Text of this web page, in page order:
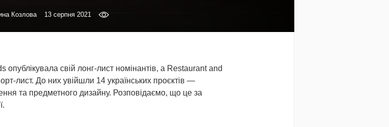
Козлова 13 серпня 2021
свій лонг-лист номінантів, а Restaurant and
лист. До них увійшли 14 українських проєктів —
та предметного дизайну. Розповідаємо, що це за